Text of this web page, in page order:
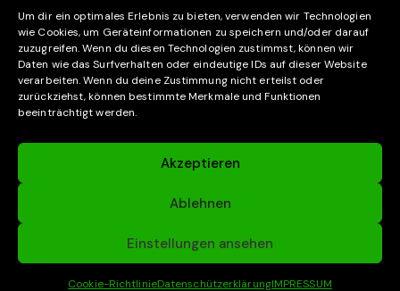
Um dir ein optimales Erlebnis zu bieten, verwenden wir Technologien
wie Cookies, um Geräteinformationen zu speichern und/oder darauf
zuzugreifen. Wenn du diesen Technologien zustimmst, können wir
Daten wie das Surfverhalten oder eindeutige IDs auf dieser Website
verarbeiten. Wenn du deine Zustimmung nicht erteilst oder
zurückziehst, können bestimmte Merkmale und Funktionen
beeinträchtigt werden.
Akzeptieren
Ablehnen
Einstellungen ansehen
Cookie-RichtlinieDatenschützerklärungIMPRESSUM
Nanoversiegelung
Glanz & Schutz
Über Uns
Kontakt
Cookie-Richtlinie (EU)
Autoexperte Bonn. All rights reserved.
Design byOptelio